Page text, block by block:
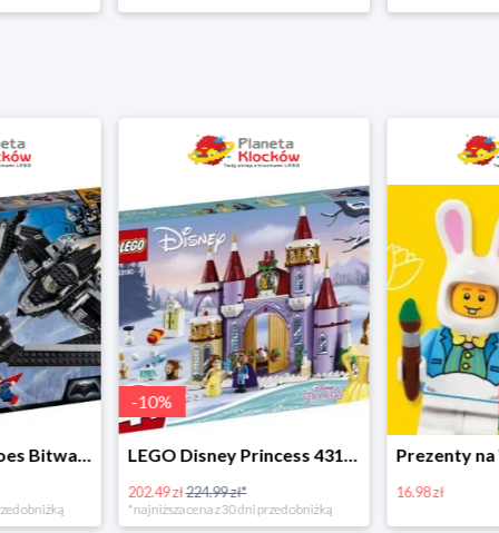
LEGO Super Heroes Bitwa powietrzna w super cenie
obniżką
-10%
LEGO Disney Princess 43180 Zimowe święto w zamku Belli
202.49 zł224.99 zł*
*najniższa cena z 30 dni przed obniżką
16.98 zł